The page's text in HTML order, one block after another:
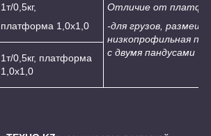
1т/0,5кг,
платформа 1,0х1,0
Отличие от
-для грузов,
низкопрофильная
с двумя пандусами
1т/0,5кг, платформа
1,0х1,0